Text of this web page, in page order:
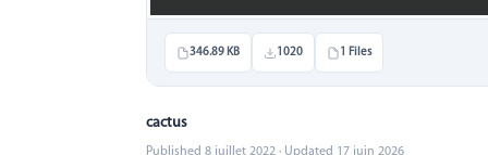
346.89 KB 1020 1 Files
cactus
Published 8 juillet 2022 · Updated 17 juin 2026